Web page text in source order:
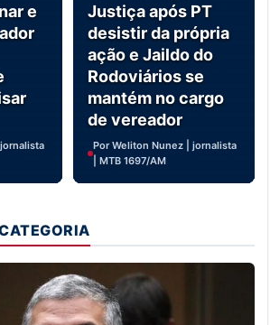
e
Justiça após PT
desistir da própria
ação e Jaildo do
Rodoviários se
mantém no cargo
de vereador
Por Weliton Nunez | jornalista
| MTB 1697/AM